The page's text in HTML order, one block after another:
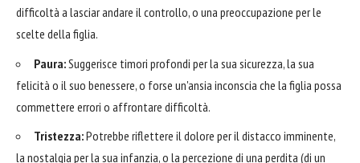
difficoltà a lasciar andare il controllo, o una preoccupazione per le
scelte della figlia.
Paura:Suggerisce timori profondi per la sua sicurezza, la sua
felicità o il suo benessere, o forse un'ansia inconscia che la figlia possa
commettere errori o affrontare difficoltà.
Tristezza:Potrebbe riflettere il dolore per il distacco imminente,
la nostalgia per la sua infanzia, o la percezione di una perdita (di un